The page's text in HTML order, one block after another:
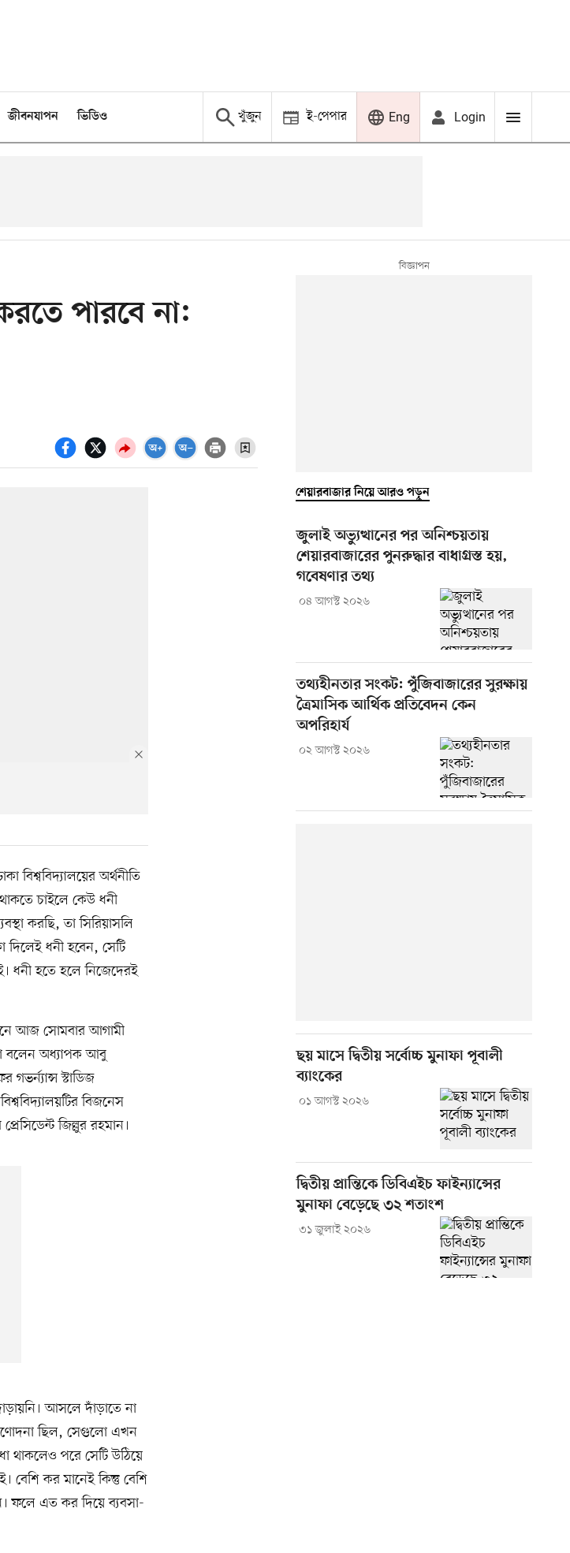
জীবনযাপন ভিডিও খুঁজুন ই-পেপার Eng Login
পারবে না:
বিশ্ববিদ্যালয়ের অর্থনীতি
চাইলে কেউ ধনী
করছি, তা সিরিয়াসলি
ধনী হবেন, সেটি
ধনী হতে হলে নিজেদেরই
আজ সোমবার আগামী
বলেন অধ্যাপক আবু
স্টাডিজ
বিজনেস
জিল্লুর রহমান।
আসলে দাঁড়াতে না
প্রণোদনা ছিল, সেগুলো এখন
থাকলেও পরে সেটি উঠিয়ে
বেশি কর মানেই কিন্তু বেশি
ফলে এত কর দিয়ে ব্যবসা-
শেয়ারবাজার নিয়ে আরও পড়ুন
জুলাই অভ্যুত্থানের পর অনিশ্চয়তায়
শেয়ারবাজারের পুনরুদ্ধার বাধাগ্রস্ত হয়,
গবেষণার তথ্য
০৪ আগস্ট ২০২৬
তথ্যহীনতার সংকট: পুঁজিবাজারের সুরক্ষায়
ত্রৈমাসিক আর্থিক প্রতিবেদন কেন
অপরিহার্য
০২ আগস্ট ২০২৬
ছয় মাসে দ্বিতীয় সর্বোচ্চ মুনাফা পূবালী
ব্যাংকের
০১ আগস্ট ২০২৬
দ্বিতীয় প্রান্তিকে ডিবিএইচ ফাইন্যান্সের
মুনাফা বেড়েছে ৩২ শতাংশ
৩১ জুলাই ২০২৬